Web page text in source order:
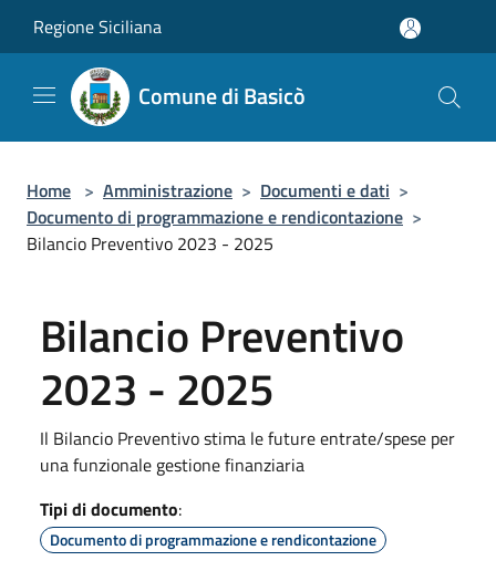
Regione Siciliana
Comune di Basicò
Home > Amministrazione > Documenti e dati >
Documento di programmazione e rendicontazione >
Bilancio Preventivo 2023 - 2025
Bilancio Preventivo
2023 - 2025
Il Bilancio Preventivo stima le future entrate/spese per
una funzionale gestione finanziaria
Tipi di documento:
Documento di programmazione e rendicontazione